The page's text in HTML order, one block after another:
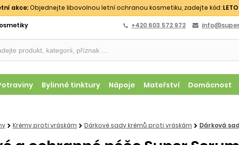
akce:Objednejte libovolnou letní ochranou kosmetiku, zadejte kód: LETO
+420 603 572 972
Bylinné tinktury Nápoje Mateřství Domácnost
Krémy proti vráskám Dárkové sady krémů proti vráskám Dárková